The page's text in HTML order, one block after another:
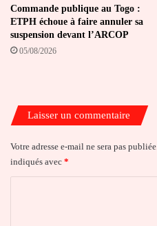
Commande publique au Togo :
ETPH échoue à faire annuler sa
suspension devant l’ARCOP
05/08/2026
Laisser un commentaire
Votre adresse e-mail ne sera pas publiée.
indiqués avec *